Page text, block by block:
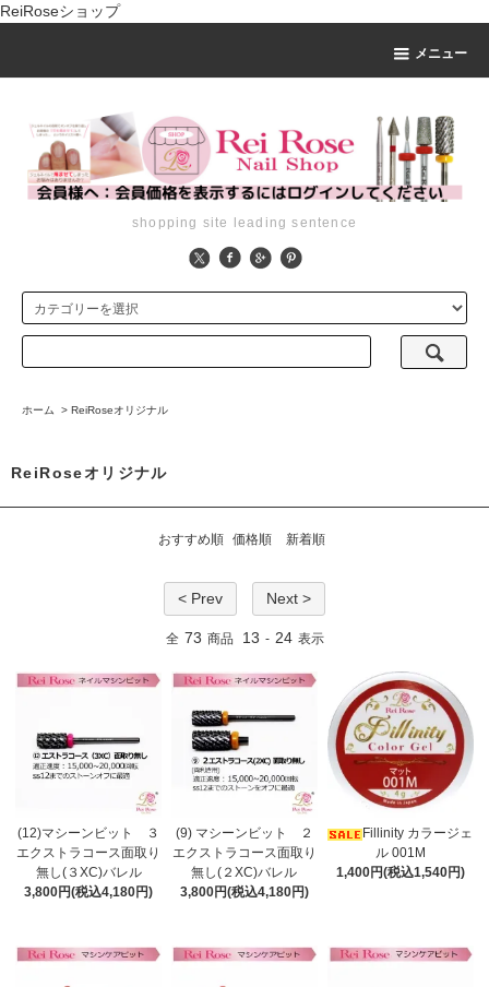
ReiRoseショップ
メニュー
shopping site leading sentence
ホーム > ReiRoseオリジナル
ReiRoseオリジナル
おすすめ順 価格順 新着順
< Prev Next >
全 73 商品 13 - 24 表示
(12)マシーンビット ３
エクストラコース面取り
無し(３XC)バレル
3,800円(税込4,180円)
(9) マシーンビット ２
エクストラコース面取り
無し(２XC)バレル
3,800円(税込4,180円)
Fillinity カラージェ
ル 001M
1,400円(税込1,540円)